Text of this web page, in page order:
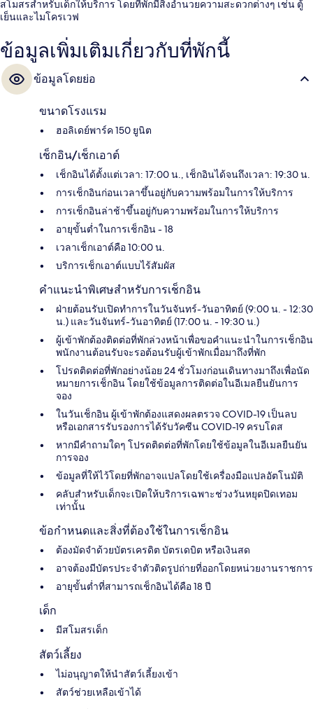
สโมสรสำหรับเด็กให้บริการ โดยที่พักมีสิ่งอำนวยความสะดวกต่างๆ เช่น ตู้
เย็นและไมโครเวฟ
ข้อมูลเพิ่มเติมเกี่ยวกับที่พักนี้
ข้อมูลโดยย่อ
ขนาดโรงแรม
ฮอลิเดย์พาร์ค 150 ยูนิต
เช็กอิน/เช็กเอาต์
เช็กอินได้ตั้งแต่เวลา: 17:00 น., เช็กอินได้จนถึงเวลา: 19:30 น.
การเช็กอินก่อนเวลาขึ้นอยู่กับความพร้อมในการให้บริการ
การเช็กอินล่าช้าขึ้นอยู่กับความพร้อมในการให้บริการ
อายุขั้นต่ำในการเช็กอิน - 18
เวลาเช็กเอาต์คือ 10:00 น.
บริการเช็กเอาต์แบบไร้สัมผัส
คำแนะนำพิเศษสำหรับการเช็กอิน
ฝ่ายต้อนรับเปิดทำการในวันจันทร์-วันอาทิตย์ (9:00 น. - 12:30
น.) และวันจันทร์-วันอาทิตย์ (17:00 น. - 19:30 น.)
ผู้เข้าพักต้องติดต่อที่พักล่วงหน้าเพื่อขอคำแนะนำในการเช็กอิน
พนักงานต้อนรับจะรอต้อนรับผู้เข้าพักเมื่อมาถึงที่พัก
โปรดติดต่อที่พักอย่างน้อย 24 ชั่วโมงก่อนเดินทางมาถึงเพื่อนัด
หมายการเช็กอิน โดยใช้ข้อมูลการติดต่อในอีเมลยืนยันการ
จอง
ในวันเช็กอิน ผู้เข้าพักต้องแสดงผลตรวจ COVID-19 เป็นลบ
หรือเอกสารรับรองการได้รับวัคซีน COVID-19 ครบโดส
หากมีคำถามใดๆ โปรดติดต่อที่พักโดยใช้ข้อมูลในอีเมลยืนยัน
การจอง
ข้อมูลที่ให้ไว้โดยที่พักอาจแปลโดยใช้เครื่องมือแปลอัตโนมัติ
คลับสำหรับเด็กจะเปิดให้บริการเฉพาะช่วงวันหยุดปิดเทอม
เท่านั้น
ข้อกำหนดและสิ่งที่ต้องใช้ในการเช็กอิน
ต้องมัดจำด้วยบัตรเครดิต บัตรเดบิต หรือเงินสด
อาจต้องมีบัตรประจำตัวติดรูปถ่ายที่ออกโดยหน่วยงานราชการ
อายุขั้นต่ำที่สามารถเช็กอินได้คือ 18 ปี
เด็ก
มีสโมสรเด็ก
สัตว์เลี้ยง
ไม่อนุญาตให้นำสัตว์เลี้ยงเข้า
สัตว์ช่วยเหลือเข้าได้